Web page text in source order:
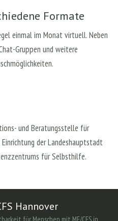
Formate
einmal im Monat virtuell. Neben
Gruppen und weitere
und Beratungsstelle für
der Landeshauptstadt
für Selbsthilfe.
Hannover